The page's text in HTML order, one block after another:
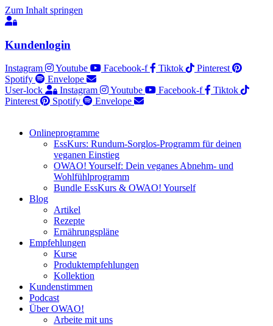
Zum Inhalt springen
Kundenlogin
Instagram Youtube Facebook-f Tiktok
Pinterest
Spotify
Envelope
User-lock
Instagram Youtube Facebook-f
Tiktok
Pinterest
Spotify Envelope
Onlineprogramme
EssKurs: Rundum-Sorglos-Programm für deinen
veganen Einstieg
OWAO! Yourself: Dein veganes Abnehm- und
Wohlfühlprogramm
Bundle EssKurs & OWAO! Yourself
Blog
Artikel
Rezepte
Ernährungspläne
Empfehlungen
Kurse
Produktempfehlungen
Kollektion
Kundenstimmen
Podcast
Über OWAO!
Arbeite mit uns